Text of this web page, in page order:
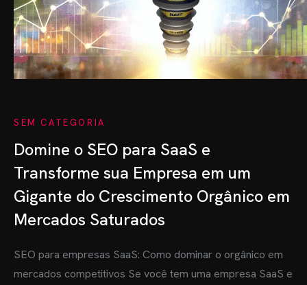
MIM
SEM CATEGORIA
Domine o SEO para SaaS e
Transforme sua Empresa em um
Gigante do Crescimento Orgânico em
Mercados Saturados
SEO para empresas SaaS: Como dominar o orgânico em
mercados competitivos Se você tem uma empresa SaaS e